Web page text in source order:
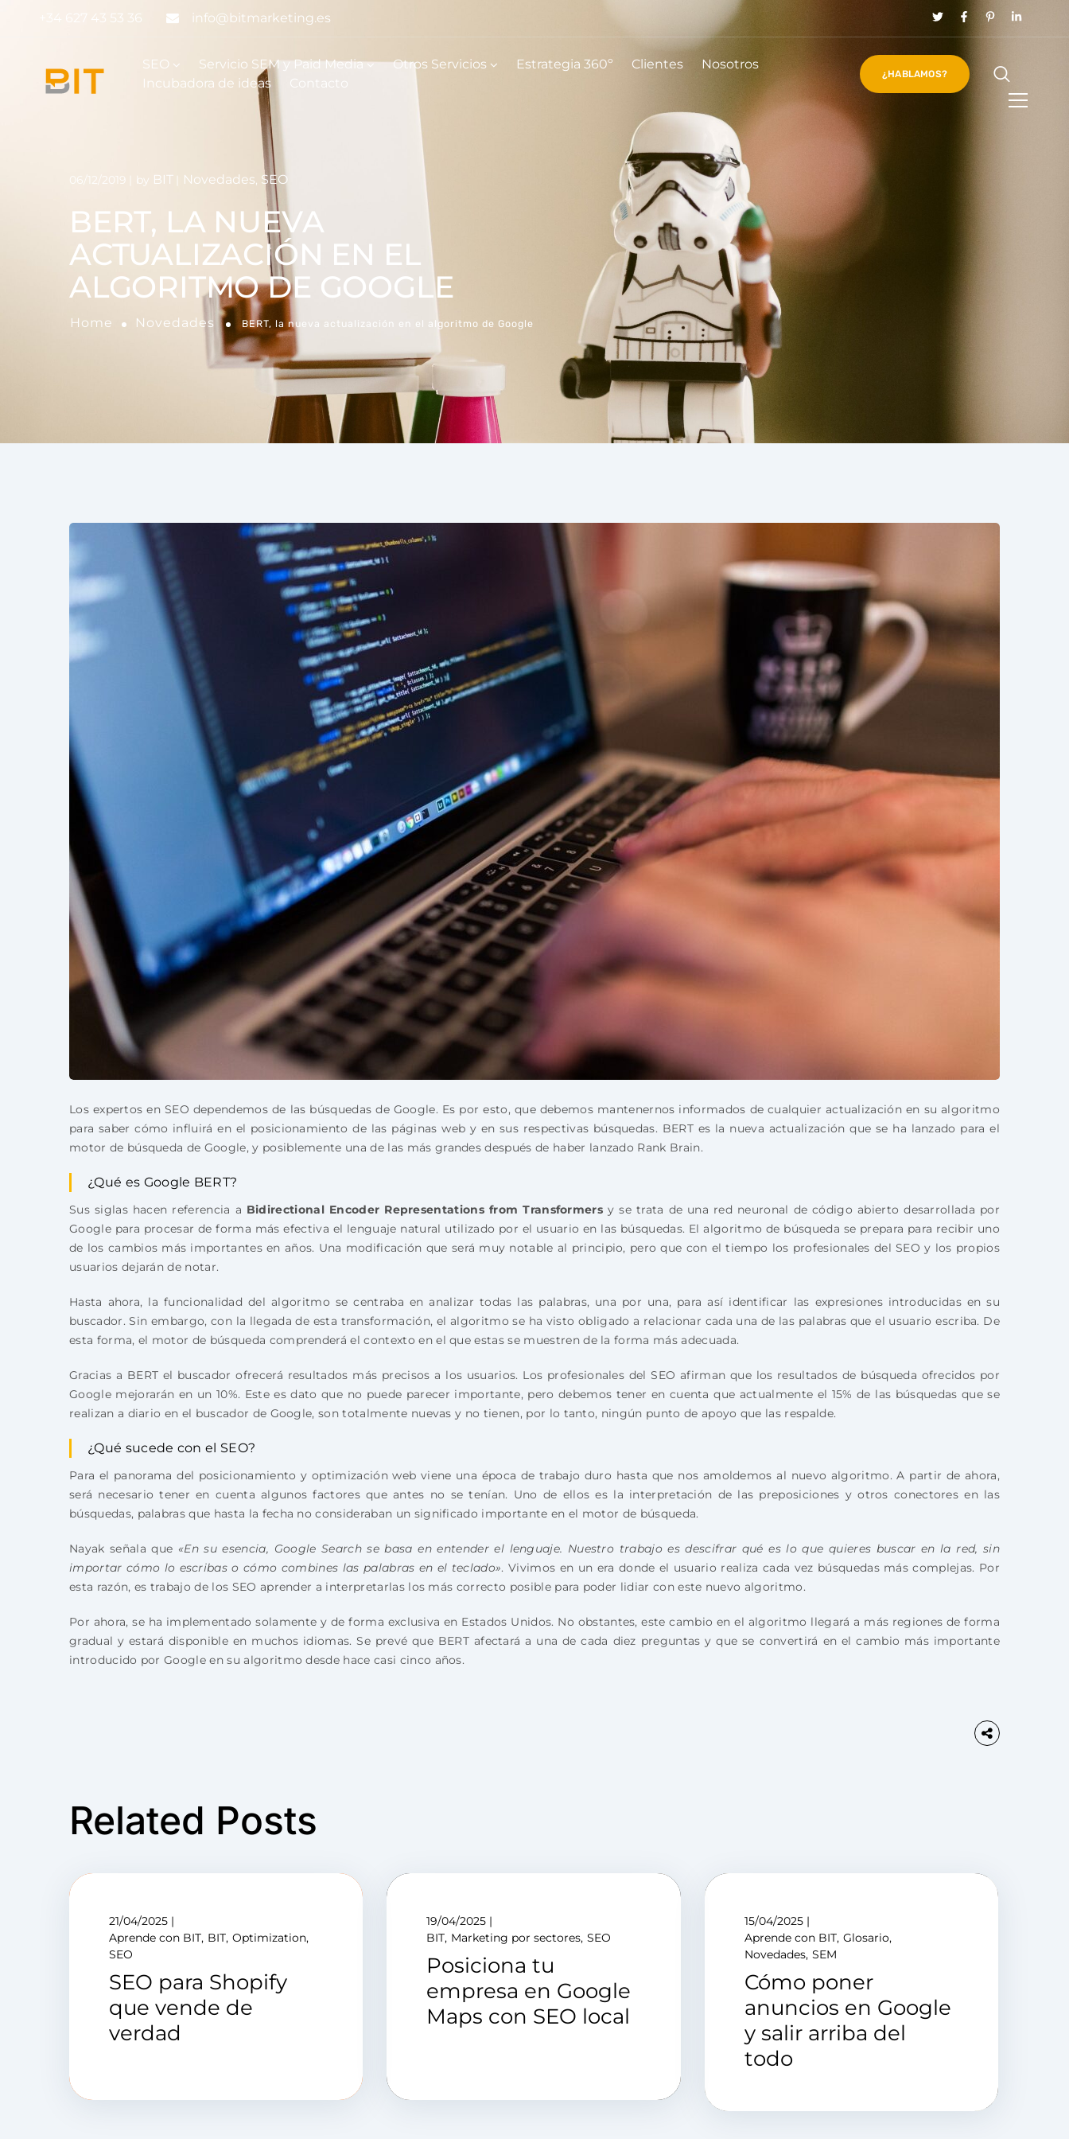
+34 627 43 53 36 info@bitmarketing.es
SEO Servicio SEM y Paid Media Otros Servicios Estrategia 360º Clientes
Nosotros
Incubadora de ideas
Contacto
¿HABLAMOS?
BERT, LA NUEVA
ACTUALIZACIÓN EN EL
ALGORITMO DE GOOGLE
Home Novedades BERT, la nueva actualización en el algoritmo de Google
06/12/2019 by BIT Novedades, SEO
Los expertos en SEO dependemos de las búsquedas de Google. Es por esto, que debemos mantenernos informados de cualquier actualización en su algoritmo
para saber cómo influirá en el posicionamiento de las páginas web y en sus respectivas búsquedas. BERT es la nueva actualización que se ha lanzado para el
motor de búsqueda de Google, y posiblemente una de las más grandes después de haber lanzado Rank Brain.
¿Qué es Google BERT?
Sus siglas hacen referencia a Bidirectional Encoder Representations from Transformers y se trata de una red neuronal de código abierto desarrollada por
Google para procesar de forma más efectiva el lenguaje natural utilizado por el usuario en las búsquedas. El algoritmo de búsqueda se prepara para recibir uno
de los cambios más importantes en años. Una modificación que será muy notable al principio, pero que con el tiempo los profesionales del SEO y los propios
usuarios dejarán de notar.
Hasta ahora, la funcionalidad del algoritmo se centraba en analizar todas las palabras, una por una, para así identificar las expresiones introducidas en su
buscador. Sin embargo, con la llegada de esta transformación, el algoritmo se ha visto obligado a relacionar cada una de las palabras que el usuario escriba. De
esta forma, el motor de búsqueda comprenderá el contexto en el que estas se muestren de la forma más adecuada.
Gracias a BERT el buscador ofrecerá resultados más precisos a los usuarios. Los profesionales del SEO afirman que los resultados de búsqueda ofrecidos por
Google mejorarán en un 10%. Este es dato que no puede parecer importante, pero debemos tener en cuenta que actualmente el 15% de las búsquedas que se
realizan a diario en el buscador de Google, son totalmente nuevas y no tienen, por lo tanto, ningún punto de apoyo que las respalde.
¿Qué sucede con el SEO?
Para el panorama del posicionamiento y optimización web viene una época de trabajo duro hasta que nos amoldemos al nuevo algoritmo. A partir de ahora,
será necesario tener en cuenta algunos factores que antes no se tenían. Uno de ellos es la interpretación de las preposiciones y otros conectores en las
búsquedas, palabras que hasta la fecha no consideraban un significado importante en el motor de búsqueda.
Nayak señala que «En su esencia, Google Search se basa en entender el lenguaje. Nuestro trabajo es descifrar qué es lo que quieres buscar en la red, sin
importar cómo lo escribas o cómo combines las palabras en el teclado». Vivimos en un era donde el usuario realiza cada vez búsquedas más complejas. Por
esta razón, es trabajo de los SEO aprender a interpretarlas los más correcto posible para poder lidiar con este nuevo algoritmo.
Por ahora, se ha implementado solamente y de forma exclusiva en Estados Unidos. No obstantes, este cambio en el algoritmo llegará a más regiones de forma
gradual y estará disponible en muchos idiomas. Se prevé que BERT afectará a una de cada diez preguntas y que se convertirá en el cambio más importante
introducido por Google en su algoritmo desde hace casi cinco años.
Related Posts
21/04/2025
Aprende con BIT BIT Optimization
SEO
SEO para Shopify
que vende de
verdad
19/04/2025
BIT Marketing por sectores SEO
Posiciona tu
empresa en Google
Maps con SEO local
15/04/2025
Aprende con BIT Glosario
Novedades SEM
Cómo poner
anuncios en Google
y salir arriba del
todo